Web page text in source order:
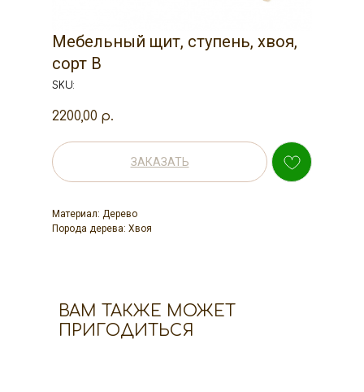
Мебельный щит, ступень, хвоя,
сорт В
SKU:
2200,00 р.
ЗАКАЗАТЬ
Материал: Дерево
Порода дерева: Хвоя
ВАМ ТАКЖЕ МОЖЕТ
ПРИГОДИТЬСЯ